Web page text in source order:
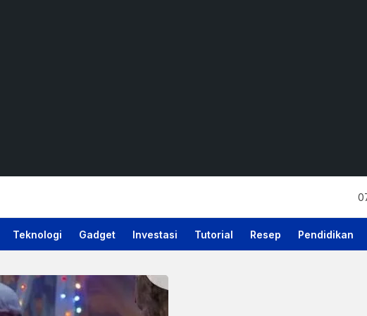
Teknologi Gadget Investasi Tutorial Resep Pendidikan